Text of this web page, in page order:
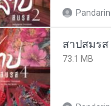
Pandarin
สาปสมรส
73.1 MB